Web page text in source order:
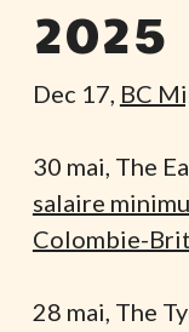
2025
Dec 17, BC
30 mai, The
salaire
Colombie-
28 mai, The